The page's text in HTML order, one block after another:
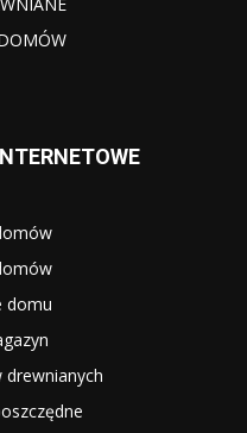
domu